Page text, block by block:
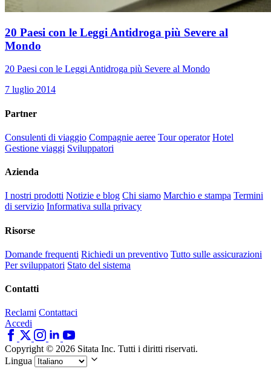
20 Paesi con le Leggi Antidroga più Severe al
Mondo
20 Paesi con le Leggi Antidroga più Severe al Mondo
7 luglio 2014
Partner
Consulenti di viaggio Compagnie aeree Tour operator Hotel
Gestione viaggi Sviluppatori
Azienda
I nostri prodotti Notizie e blog Chi siamo Marchio e stampa Termini
di servizio Informativa sulla privacy
Risorse
Domande frequenti Richiedi un preventivo Tutto sulle assicurazioni
Per sviluppatori Stato del sistema
Contatti
Reclami Contattaci
Accedi
Copyright © 2026 Sitata Inc. Tutti i diritti riservati.
Lingua